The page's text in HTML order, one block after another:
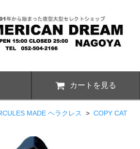
カートを見る
MADE ヘラクレス > COPY CAT